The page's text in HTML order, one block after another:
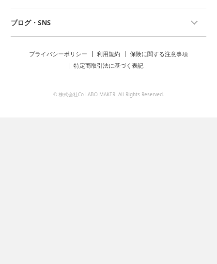
ブログ・SNS
プライバシーポリシー 利用規約
保険に関する注意事項
特定商取引法に基づく表記
© 株式会社Co-LABO MAKER. All Rights Reserved.